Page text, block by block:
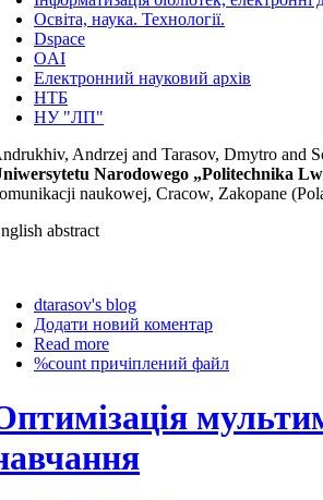
Освіта, наука. Технології.
Dspace
OAI
Електронний науковий архів
НТБ
НУ "ЛП"
Andrzej and Tarasov, Dmytro and
Narodowego „Politechnika
naukowej, Cracow, Zakopane
abstract
dtarasov's blog
Додати новий коментар
Read more
%count причіплений файл